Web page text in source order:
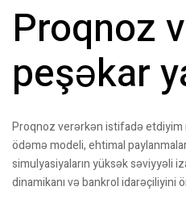
Proqnoz
peşəkar
Proqnoz verərkən istifadə etdiyim
ödəmə modeli, ehtimal
simulyasiyaların yüksək səviyyəli
dinamikanı və bankrol idarəçiliyini